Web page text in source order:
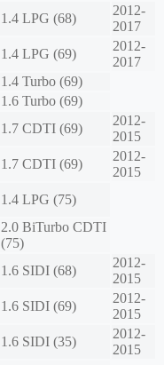
1.4 LPG (68)
2012-
2017
1.4 LPG (69)
2012-
2017
1.4 Turbo (69)
1.6 Turbo (69)
1.7 CDTI (69)
2012-
2015
1.7 CDTI (69)
2012-
2015
1.4 LPG (75)
2.0 BiTurbo CDTI
(75)
1.6 SIDI (68)
2012-
2015
1.6 SIDI (69)
2012-
2015
1.6 SIDI (35)
2012-
2015